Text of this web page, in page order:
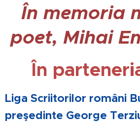
În memoria
poet, Mihai
În
Liga Scriitorilor români
preşedinte George